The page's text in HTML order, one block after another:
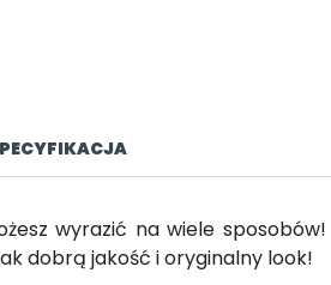
wyrazić na wiele
dobrą jakość i oryginalny look!